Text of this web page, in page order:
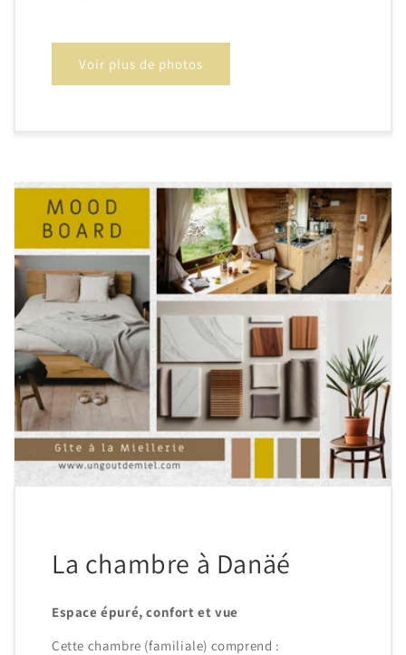
Voir plus de photos
La chambre à Danäé
Espace épuré, confort et vue
Cette chambre (familiale) comprend :